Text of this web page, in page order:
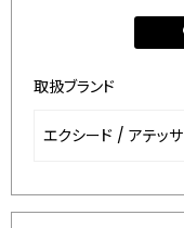
取扱ブランド
エクシード / アテッサ